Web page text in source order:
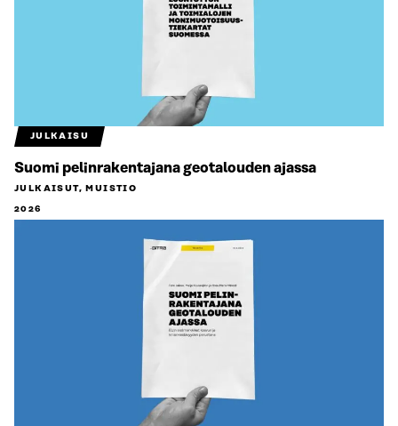
JULKAISU
Suomi pelinrakentajana geotalouden ajassa
JULKAISUT, MUISTIO
2026